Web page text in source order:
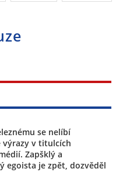
se nelíbí
výrazy v titulcích
Zapšklý a
egoista je zpět, dozvěděl